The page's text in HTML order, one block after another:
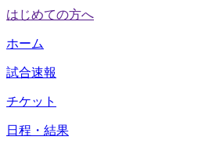
はじめての方へ
ホーム
試合速報
チケット
日程・結果